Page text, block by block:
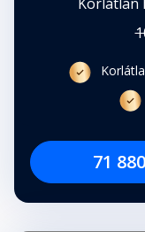
Korlátlan
71